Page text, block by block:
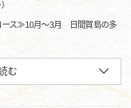
ス≫10月～3月 日間賀島の多
む